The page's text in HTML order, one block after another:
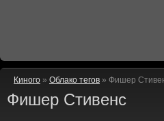
Киного » Облако тегов » Фишер
Фишер Стивенс